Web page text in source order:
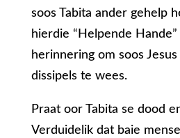
soos Tabita ander gehelp
hierdie “Helpende Hande”
herinnering om soos
dissipels te wees.
Praat oor Tabita se dood
Verduidelik dat baie